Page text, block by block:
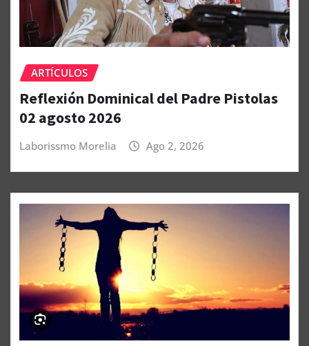
ARTÍCULOS
Reflexión Dominical del Padre Pistolas
02 agosto 2026
Laborissmo Morelia Ago 2, 2026